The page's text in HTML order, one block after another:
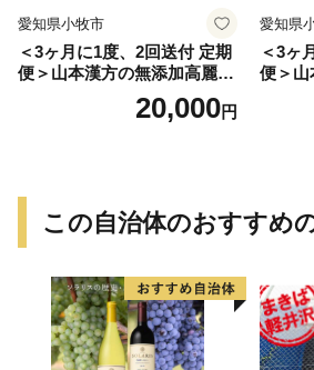
愛知県小牧市
＜3ヶ月に1度、2回送付 定期
便＞山本漢方の無添加高麗人
20,000円
愛知県
＜3ヶ
便＞山
この自治体のおすすめ